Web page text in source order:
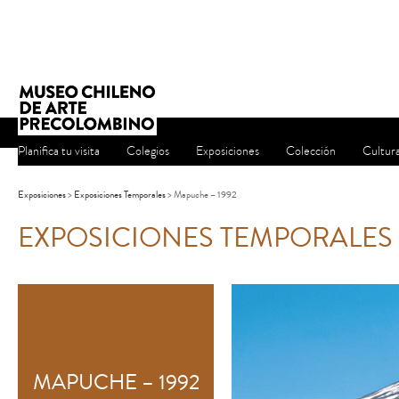
Planifica tu visita Colegios Exposiciones Colección
Exposiciones>Exposiciones Temporales> Mapuche – 1992
EXPOSICIONES TEMPORALES
MAPUCHE – 1992